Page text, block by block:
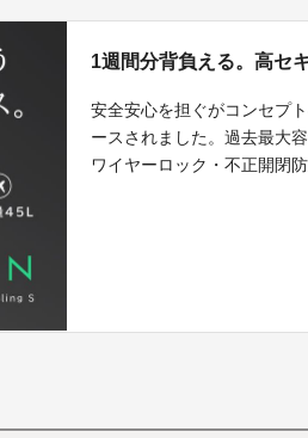
1週間分背負える。高セ
安全安心を担ぐがコンセプ
ースされました。過去最大
ワイヤーロック・不正開閉